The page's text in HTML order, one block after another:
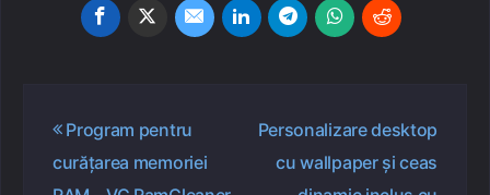
Navigare
articole
Program pentru
curățarea memoriei
Personalizare desktop
cu wallpaper și ceas